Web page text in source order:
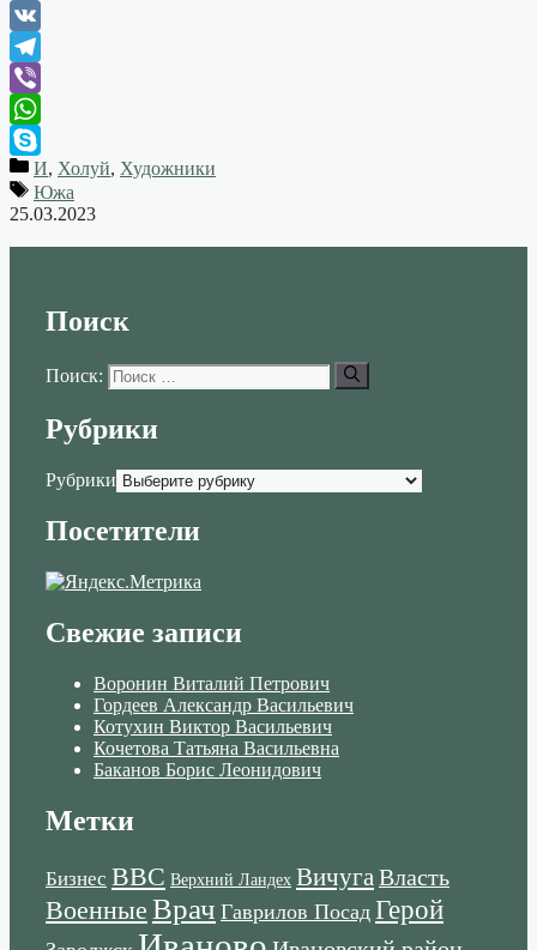
Odnoklassniki
VK
Telegram
Viber
WhatsApp
Skype
И, Холуй, Художники
Южа
25.03.2023
Поиск
Поиск:
Рубрики
Рубрики
Посетители
Свежие записи
Воронин Виталий Петрович
Гордеев Александр Васильевич
Котухин Виктор Васильевич
Кочетова Татьяна Васильевна
Баканов Борис Леонидович
Метки
Бизнес ВВС Верхний Ландех ВичугаВласть
Военные Врач Гаврилов Посад Герой